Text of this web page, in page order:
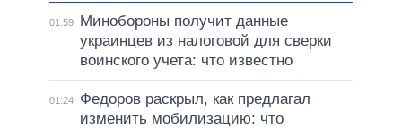
01:59
Минобороны получит данные
украинцев из налоговой для сверки
воинского учета: что известно
01:24
Федоров раскрыл, как предлагал
изменить мобилизацию: что